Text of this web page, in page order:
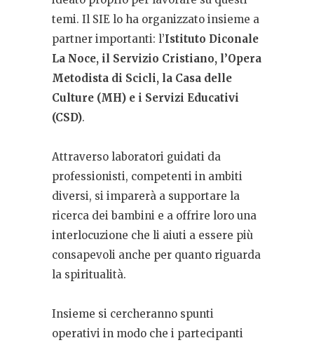
temi. Il SIE lo ha organizzato insieme a
partner importanti: l’Istituto Diconale
La Noce, il Servizio Cristiano, l’Opera
Metodista di Scicli, la Casa delle
Culture (MH) e i Servizi Educativi
(CSD).
Attraverso laboratori guidati da
professionisti, competenti in ambiti
diversi, si imparerà a supportare la
ricerca dei bambini e a offrire loro una
interlocuzione che li aiuti a essere più
consapevoli anche per quanto riguarda
la spiritualità.
Insieme si cercheranno spunti
operativi in modo che i partecipanti